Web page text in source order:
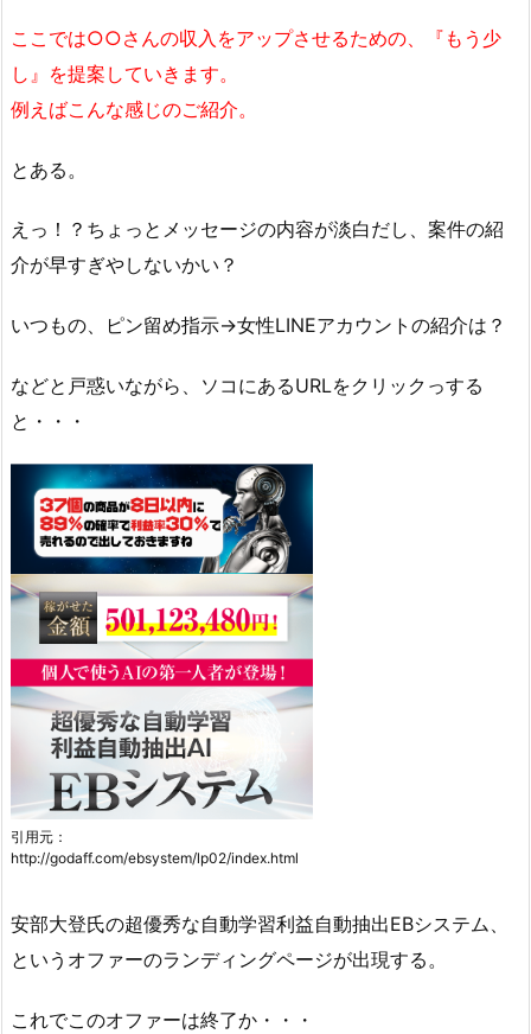
ここでは○○さんの収入をアップさせるための、『もう少
し』を提案していきます。
例えばこんな感じのご紹介。
とある。
えっ！？ちょっとメッセージの内容が淡白だし、案件の紹
介が早すぎやしないかい？
いつもの、ピン留め指示→女性LINEアカウントの紹介は？
などと戸惑いながら、ソコにあるURLをクリックっする
と・・・
引用元：
http://godaff.com/ebsystem/lp02/index.html
安部大登氏の超優秀な自動学習利益自動抽出EBシステム、
というオファーのランディングページが出現する。
これでこのオファーは終了か・・・